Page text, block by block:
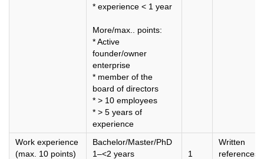
* experience < 1 year
More/max.. points:
* Active
founder/owner
enterprise
* member of the
board of directors
* > 10 employees
* > 5 years of
experience
Work experience
(max. 10 points)
Bachelor/Master/PhD
1–<2 years
1
Written
references